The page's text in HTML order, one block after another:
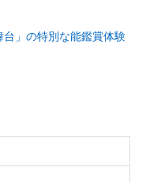
」の特別な能鑑賞体験